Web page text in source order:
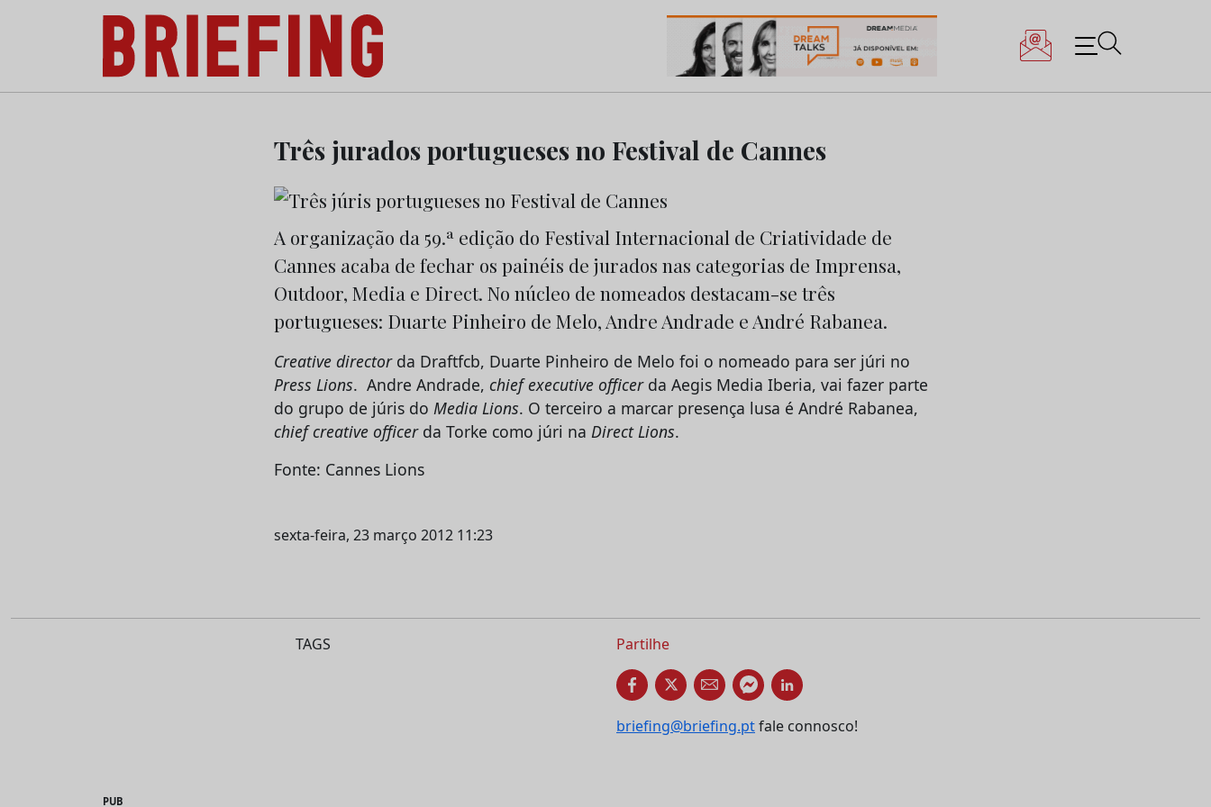
Briefing: Todas as notícias sobre os negócios do Marketing e da Publicidade
Três jurados portugueses no Festival de Cannes
A organização da 59.ª edição do Festival Internacional de Criatividade de
Cannes acaba de fechar os painéis de jurados nas categorias de Imprensa,
Outdoor, Media e Direct. No núcleo de nomeados destacam-se três
portugueses: Duarte Pinheiro de Melo, Andre Andrade e André Rabanea.
Creative directorda Draftfcb, Duarte Pinheiro de Melo foi o nomeado para ser júri no
Press Lions. Andre Andrade, chief executive officerda Aegis Media Iberia, vai fazer parte
do grupo de júris do Media Lions. O terceiro a marcar presença lusa é André Rabanea,
chief creative officerda Torke como júri na Direct Lions.
Fonte: Cannes Lions
sexta-feira, 23 março 2012 11:23
TAGS Partilhe
briefing@briefing.ptfale connosco!
PUB